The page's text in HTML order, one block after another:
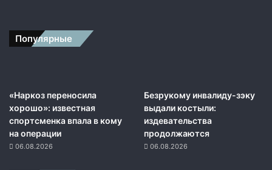
Популярные
«Наркоз переносила
хорошо»: известная
спортсменка впала в кому
на операции
06.08.2026
Безрукому инвалиду-зэку
выдали костыли:
издевательства
продолжаются
06.08.2026